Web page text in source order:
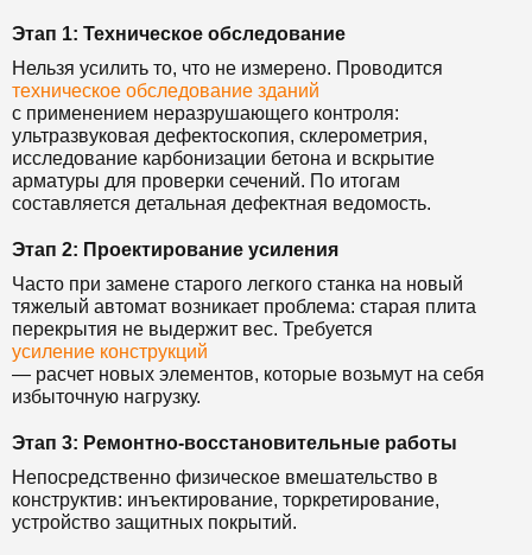
Этап 1: Техническое обследование
Нельзя усилить то, что не измерено. Проводится
техническое обследование зданий
с применением неразрушающего контроля:
ультразвуковая дефектоскопия, склерометрия,
исследование карбонизации бетона и вскрытие
арматуры для проверки сечений. По итогам
составляется детальная дефектная ведомость.
Этап 2: Проектирование усиления
Часто при замене старого легкого станка на новый
тяжелый автомат возникает проблема: старая плита
перекрытия не выдержит вес. Требуется
усиление конструкций
— расчет новых элементов, которые возьмут на себя
избыточную нагрузку.
Этап 3: Ремонтно-восстановительные работы
Непосредственно физическое вмешательство в
конструктив: инъектирование, торкретирование,
устройство защитных покрытий.